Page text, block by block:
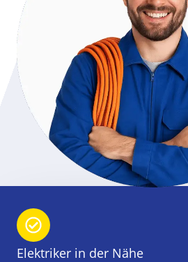
Elektriker in der Nähe